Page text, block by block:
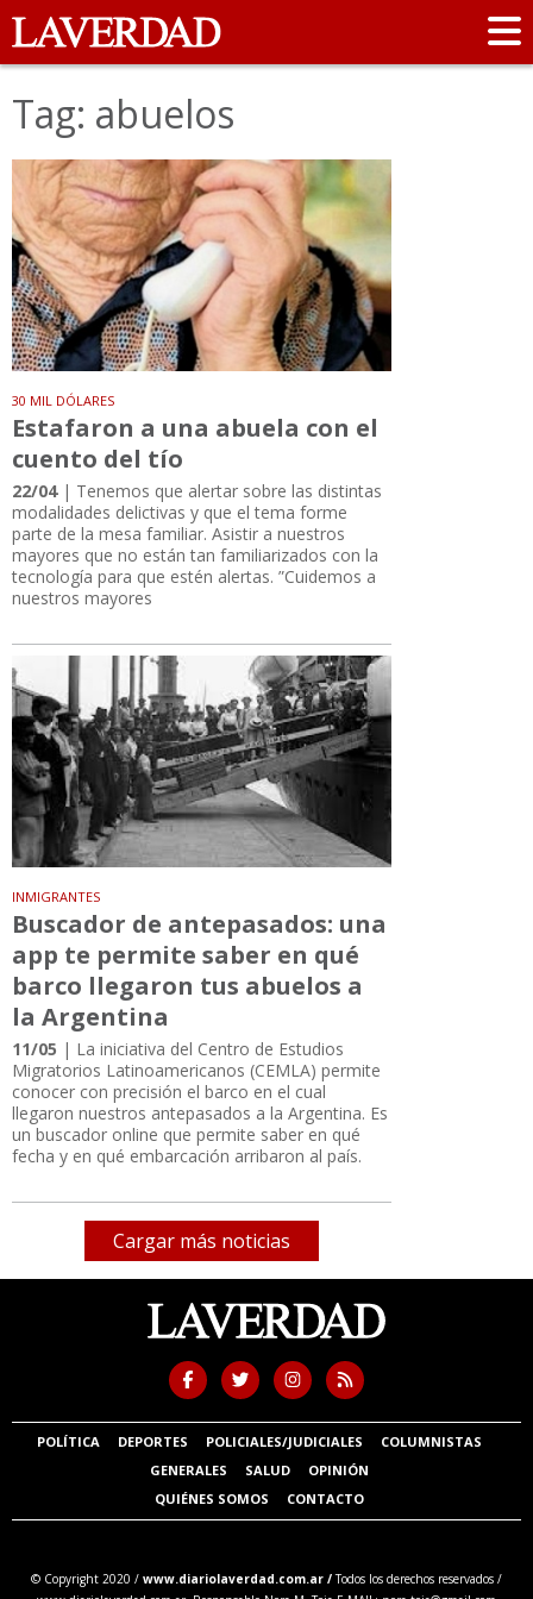
Tag: abuelos
30 MIL DÓLARES
Estafaron a una abuela con el
cuento del tío
22/04| Tenemos que alertar sobre las distintas
modalidades delictivas y que el tema forme
parte de la mesa familiar. Asistir a nuestros
mayores que no están tan familiarizados con la
tecnología para que estén alertas. ”Cuidemos a
nuestros mayores
INMIGRANTES
Buscador de antepasados: una
app te permite saber en qué
barco llegaron tus abuelos a
la Argentina
11/05 | La iniciativa del Centro de Estudios
Migratorios Latinoamericanos (CEMLA) permite
conocer con precisión el barco en el cual
llegaron nuestros antepasados a la Argentina. Es
un buscador online que permite saber en qué
fecha y en qué embarcación arribaron al país.
Cargar más noticias
POLÍTICA DEPORTES POLICIALES/JUDICIALES
COLUMNISTAS
GENERALES
SALUD
OPINIÓN
QUIÉNES SOMOS
CONTACTO
© Copyright 2020 / www.diariolaverdad.com.ar /Todos los derechos reservados /